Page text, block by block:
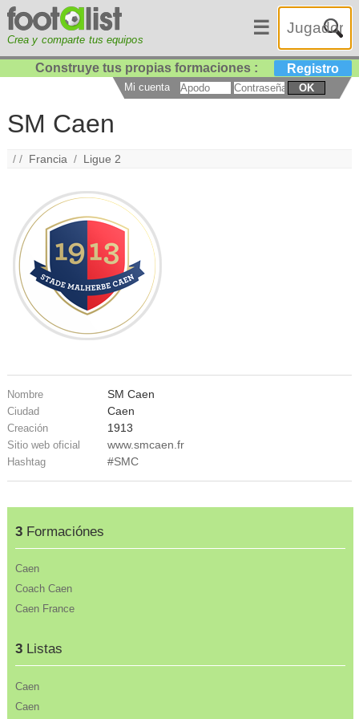
Crea y comparte tus equipos
☰
Construye tus propias formaciones : Registro
Mi cuenta OK
SM Caen
/ / Francia / Ligue 2
Nombre SM Caen
Ciudad Caen
Creación 1913
Sitio web oficial www.smcaen.fr
Hashtag #SMC
3Formaciónes
Caen
Coach Caen
Caen France
3Listas
Caen
Caen